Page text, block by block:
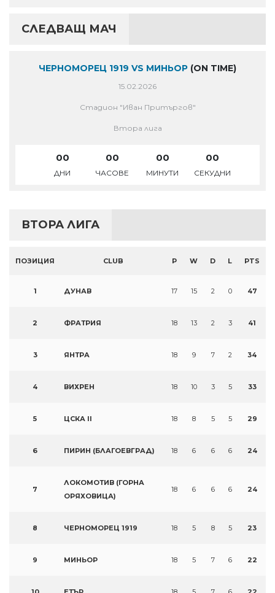
СЛЕДВАЩ МАЧ
ЧЕРНОМОРЕЦ 1919 VS МИНЬОР (ON TIME)
15.02.2026
Стадион "Иван Притъргов"
Втора лига
00
ДНИ
00
ЧАСОВЕ
00
МИНУТИ
00
СЕКУДНИ
ВТОРА ЛИГА
ПОЗИЦИЯ CLUB P W D L PTS
1 ДУНАВ 17 15 2 0 47
2 ФРАТРИЯ 18 13 2 3 41
3 ЯНТРА 18 9 7 2 34
4 ВИХРЕН 18 10 3 5 33
5 ЦСКА II 18 8 5 5 29
6 ПИРИН (БЛАГОЕВГРАД) 18 6 6 6 24
7
ЛОКОМОТИВ (ГОРНА
ОРЯХОВИЦА)
18 6 6 6 24
8 ЧЕРНОМОРЕЦ 1919 18 5 8 5 23
9 МИНЬОР 18 5 7 6 22